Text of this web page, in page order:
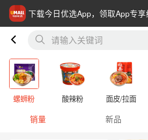
下载今日优选App，领取App专享
请输入关键词
螺蛳粉 酸辣粉 面皮/拉面
销量 新品